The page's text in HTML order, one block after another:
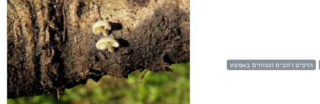
הדפים רחבים ונפוחים באמצע